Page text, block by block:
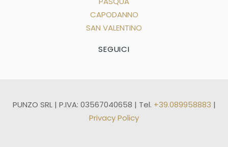
CAPODANNO
SAN VALENTINO
SEGUICI
PUNZO SRL | P.IVA: 03567040658 | Tel. +39.089958883 |
Privacy Policy